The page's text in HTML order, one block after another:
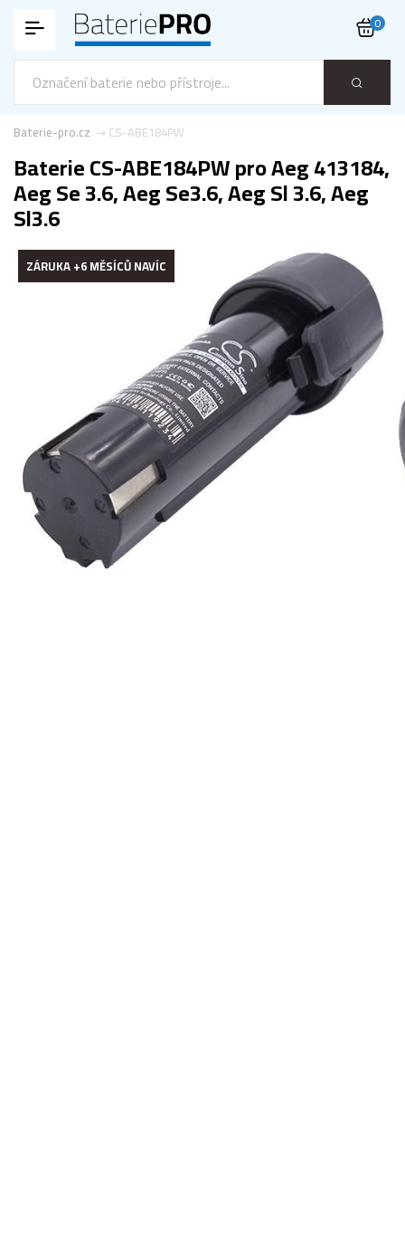
0
CS-ABE184PW
Baterie-pro.cz
Baterie CS-ABE184PW pro Aeg 413184,
Aeg Se 3.6, Aeg Se3.6, Aeg Sl 3.6, Aeg
Sl3.6
ZÁRUKA +6 MĚSÍCŮ NAVÍC